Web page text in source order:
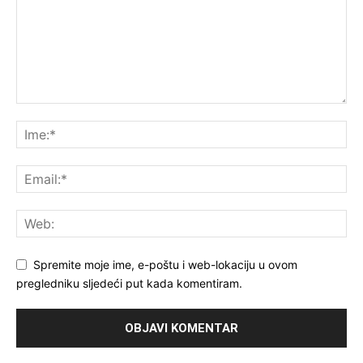
Spremite moje ime, e-poštu i web-lokaciju u ovom
pregledniku sljedeći put kada komentiram.